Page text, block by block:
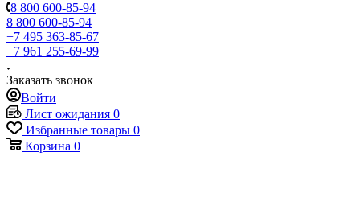
8 800 600-85-94
8 800 600-85-94
+7 495 363-85-67
+7 961 255-69-99
Заказать звонок
Войти
Лист ожидания 0
Избранные товары 0
Корзина 0